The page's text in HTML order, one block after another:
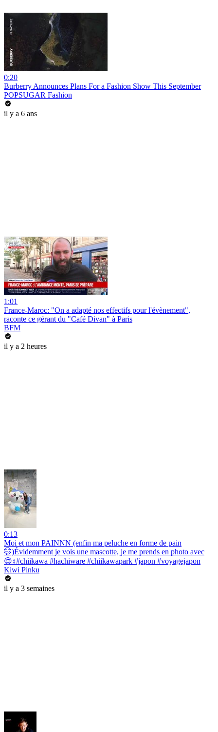
0:20
Burberry Announces Plans For a Fashion Show This September
POPSUGAR Fashion
il y a 6 ans
1:01
France-Maroc: "On a adapté nos effectifs pour l'évènement",
raconte ce gérant du "Café Divan" à Paris
BFM
il y a 2 heures
0:13
Moi et mon PAINNN (enfin ma peluche en forme de pain
🤭)Évidemment je vois une mascotte, je me prends en photo avec
😌↕️#chiikawa #hachiware #chiikawapark #japon #voyagejapon
Kiwi Pinku
il y a 3 semaines